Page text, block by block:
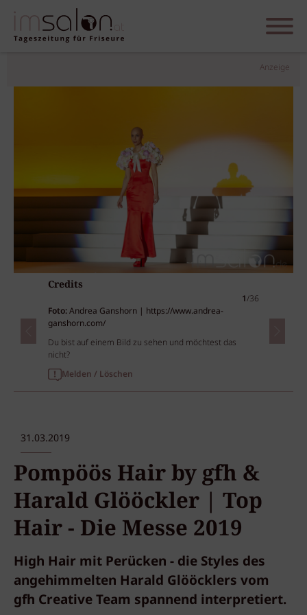
Anzeige
Credits
1/36
Foto:Andrea Ganshorn | https://www.andrea-
ganshorn.com/
Du bist auf einem Bild zu sehen und möchtest das
nicht?
Melden / Löschen
31.03.2019
Pompöös Hair by gfh &
Harald Glööckler | Top
Hair - Die Messe 2019
High Hair mit Perücken - die Styles des
angehimmelten Harald Glööcklers vom
gfh Creative Team spannend interpretiert.